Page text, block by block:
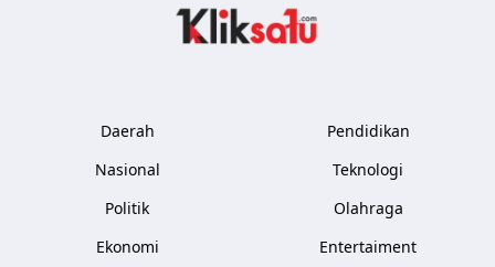
Daerah
Nasional
Politik
Ekonomi
Pendidikan
Teknologi
Olahraga
Entertaiment